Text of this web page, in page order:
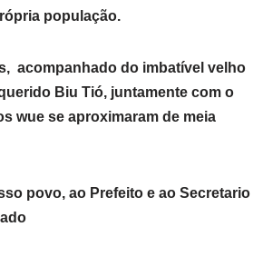
população.
acompanhado do imbatível velho
Biu Tió, juntamente com o
wue se aproximaram de meia
povo, ao Prefeito e ao Secretario